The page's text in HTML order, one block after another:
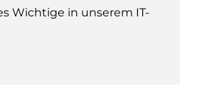
Wichtige in unserem IT-